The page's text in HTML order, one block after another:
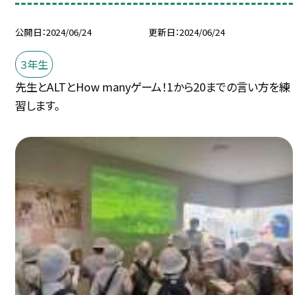
公開日 2024/06/24 更新日 2024/06/24
３年生
先生とALTとHow manyゲーム！1から20までの言い方を練
習します。